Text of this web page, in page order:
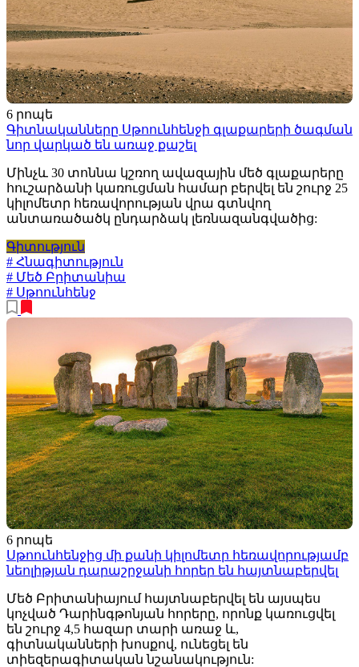
6 րոպե
Գիտնականները Սթոունհենջի գլաքարերի ծագման
նոր վարկած են առաջ քաշել
Մինչև 30 տոննա կշռող ավազային մեծ գլաքարերը
հուշարձանի կառուցման համար բերվել են շուրջ 25
կիլոմետր հեռավորության վրա գտնվող
անտառածածկ ընդարձակ լեռնազանգվածից:
Գիտություն
# Հնագիտություն
# Մեծ Բրիտանիա
# Սթոունհենջ
6 րոպե
Սթոունհենջից մի քանի կիլոմետր հեռավորությամբ
նեոլիթյան դարաշրջանի հորեր են հայտնաբերվել
Մեծ Բրիտանիայում հայտնաբերվել են այսպես
կոչված Դարինգթոնյան հորերը, որոնք կառուցվել
են շուրջ 4,5 հազար տարի առաջ և,
գիտնականների խոսքով, ունեցել են
տիեզերագիտական նշանակություն: